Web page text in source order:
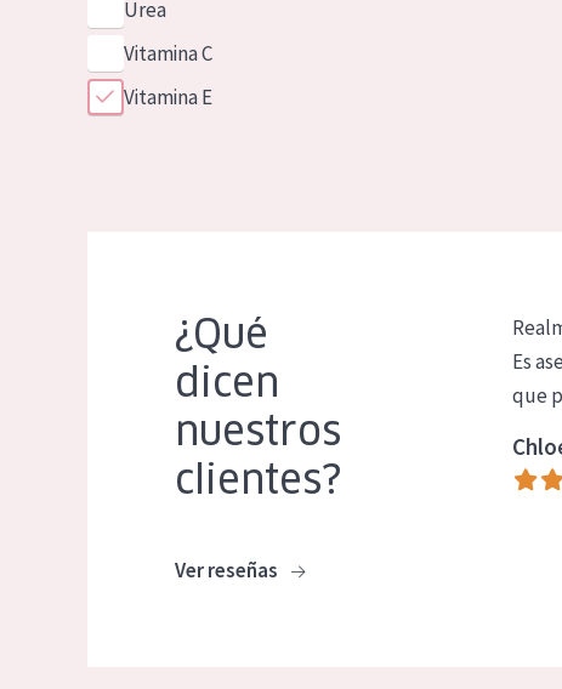
Urea
Vitamina C
Vitamina E
¿Qué
dicen
nuestros
clientes?
Ver reseñas
Es
que